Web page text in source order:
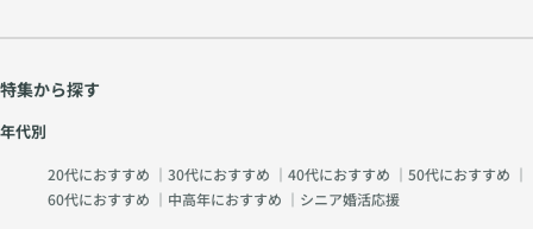
特集から探す
年代別
20代におすすめ ｜ 30代におすすめ ｜ 40代におすすめ ｜ 50代におすすめ ｜
60代におすすめ ｜ 中高年におすすめ ｜ シニア婚活応援